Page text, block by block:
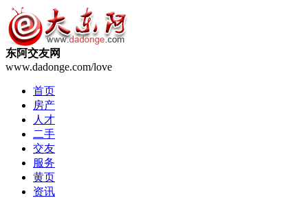
东阿交友网
www.dadonge.com/love
首页
房产
人才
二手
交友
服务
黄页
资讯